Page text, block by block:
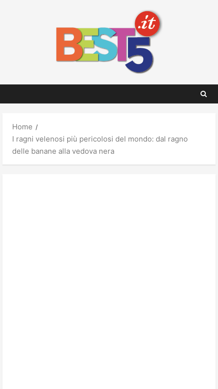
Home
I ragni velenosi più pericolosi del mondo: dal ragno
delle banane alla vedova nera